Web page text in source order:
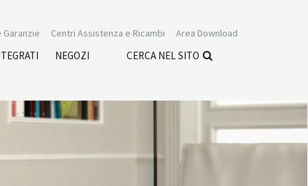
Area Download
Centri Assistenza e Ricambi
NEGOZI CERCA NEL SITO